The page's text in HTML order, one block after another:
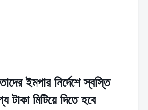
ইমপার নির্দেশে স্বস্তি
টাকা মিটিয়ে দিতে হবে